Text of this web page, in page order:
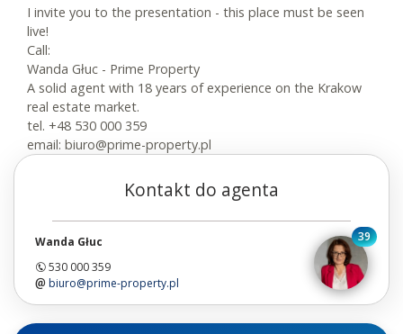
Kontakt do agenta
Wanda Głuc
530 000 359
biuro@prime-property.pl
39
I invite you to the presentation - this place must be seen
live!
Call:
Wanda Głuc - Prime Property
A solid agent with 18 years of experience on the Krakow
real estate market.
tel. +48 530 000 359
email: biuro@prime-property.pl